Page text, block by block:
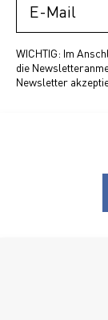
WICHTIG: Im
die
Newsletter